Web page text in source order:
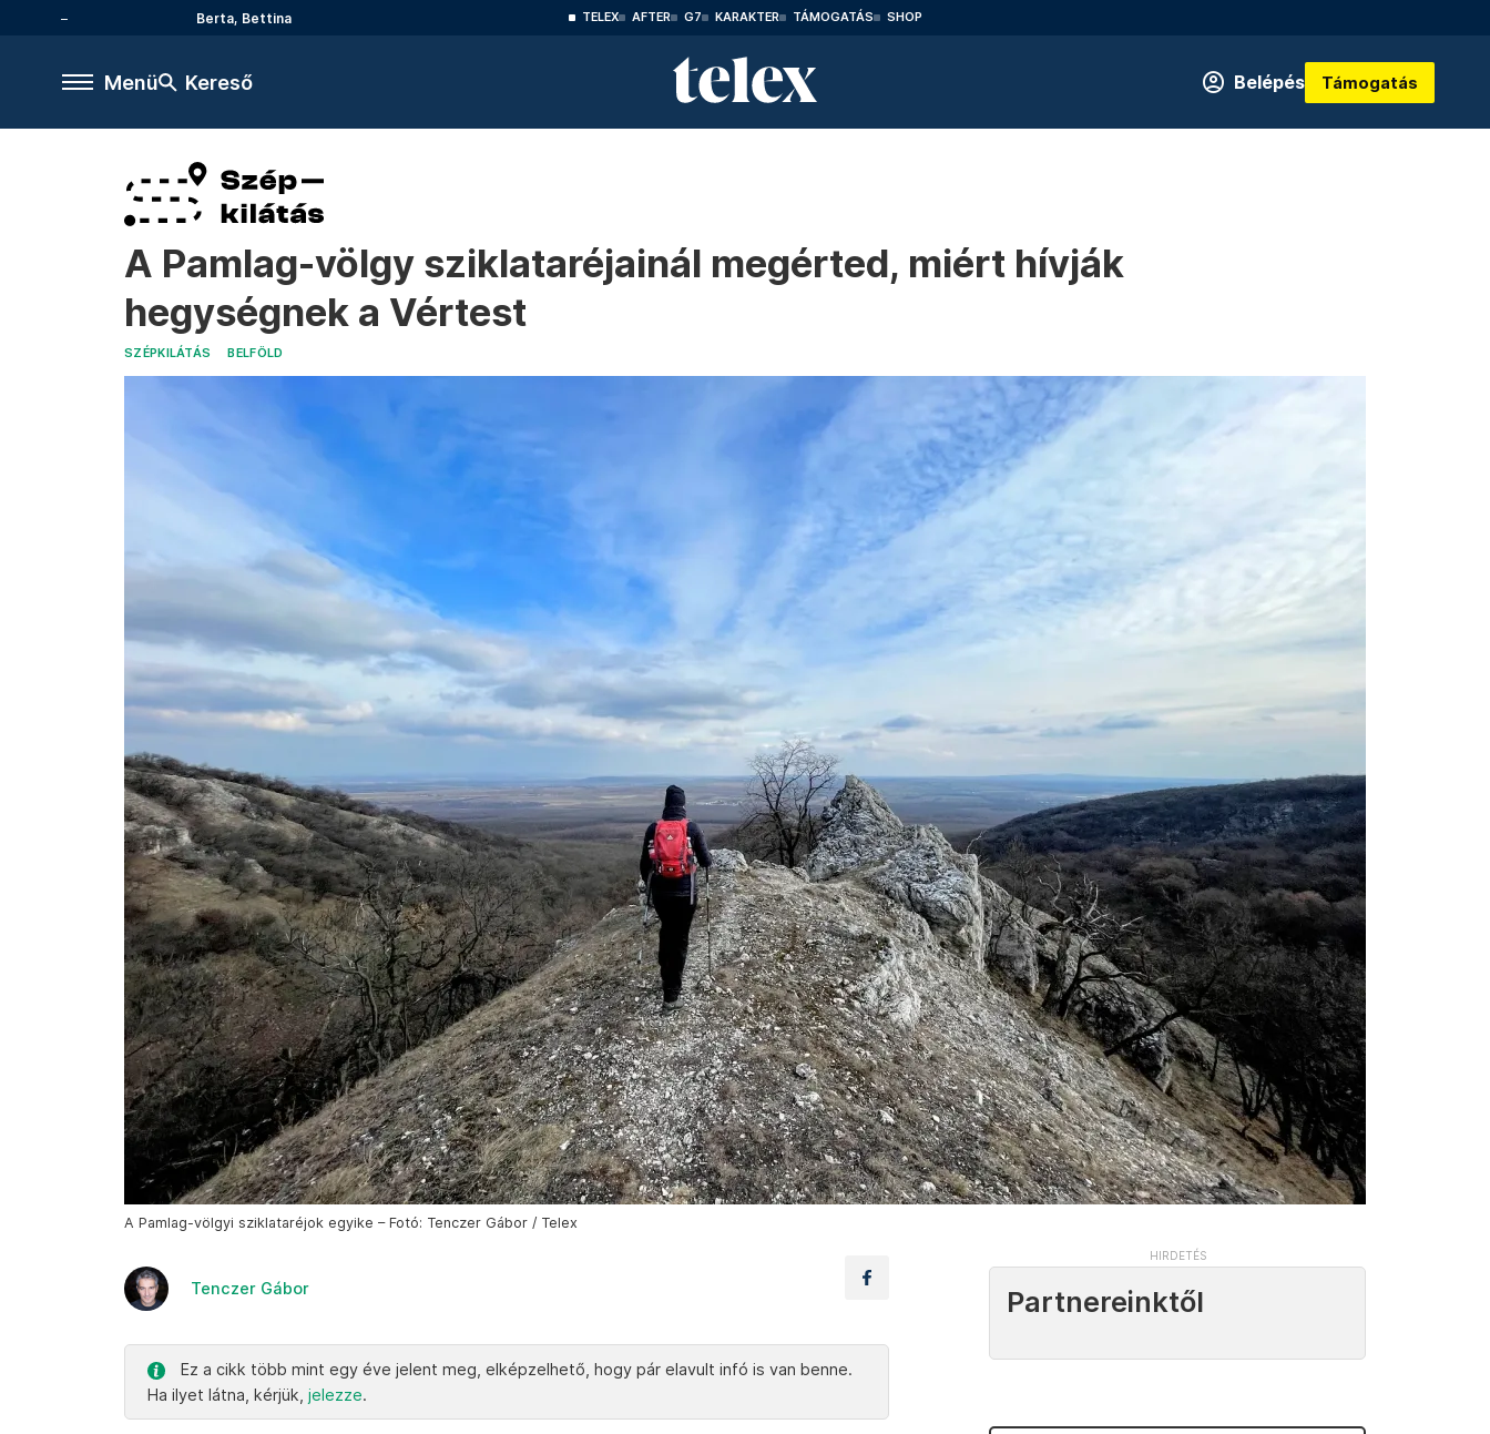
Berta, Bettina TELEX AFTER G7 KARAKTER TÁMOGATÁS SHOP
Menü Kereső Belépés Támogatás
A Pamlag-völgy sziklataréjainál megérted, miért hívják
hegységnek a Vértest
SZÉPKILÁTÁS BELFÖLD
A Pamlag-völgyi sziklataréjok egyike – Fotó: Tenczer Gábor / Telex
Tenczer Gábor
Ez a cikk több mint egy éve jelent meg, elképzelhető, hogy pár elavult infó is van benne.
Ha ilyet látna, kérjük, jelezze.
Partnereinktől